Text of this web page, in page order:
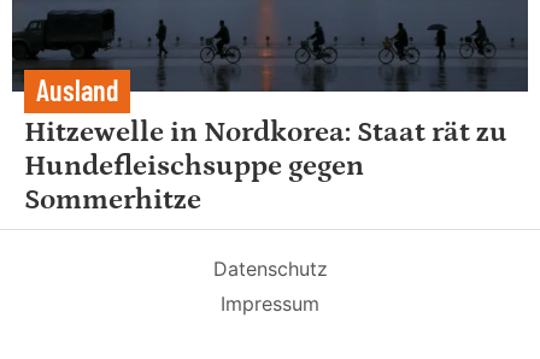
Ausland
Hitzewelle in Nordkorea: Staat rät zu
Hundefleischsuppe gegen
Sommerhitze
Datenschutz
Impressum